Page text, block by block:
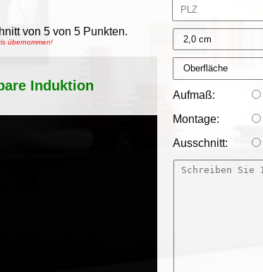
von 5 von 5 Punkten.
übernommen!
Induktion
Aufmaß:
Montage:
Ausschnitt: